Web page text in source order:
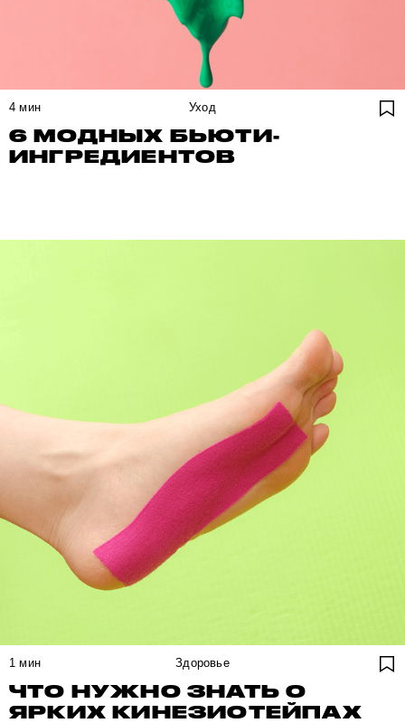
4 мин Уход
6 МОДНЫХ БЬЮТИ-
ИНГРЕДИЕНТОВ
1 мин Здоровье
ЧТО НУЖНО ЗНАТЬ О
ЯРКИХ КИНЕЗИОТЕЙПАХ